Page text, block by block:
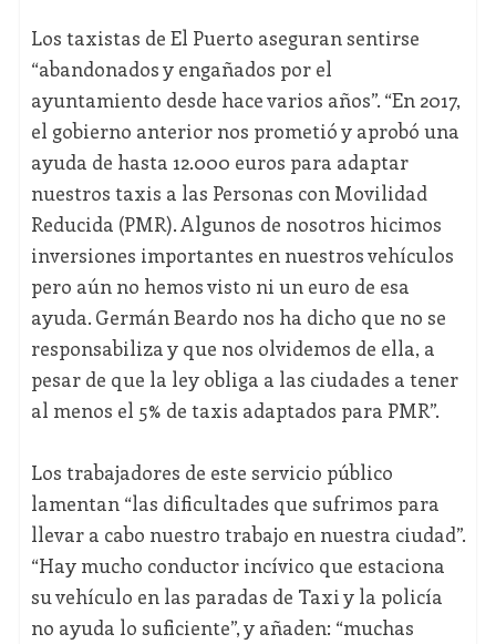
Los taxistas de El Puerto aseguran sentirse
“abandonados y engañados por el
ayuntamiento desde hace varios años”. “En 2017,
el gobierno anterior nos prometió y aprobó una
ayuda de hasta 12.000 euros para adaptar
nuestros taxis a las Personas con Movilidad
Reducida (PMR). Algunos de nosotros hicimos
inversiones importantes en nuestros vehículos
pero aún no hemos visto ni un euro de esa
ayuda. Germán Beardo nos ha dicho que no se
responsabiliza y que nos olvidemos de ella, a
pesar de que la ley obliga a las ciudades a tener
al menos el 5% de taxis adaptados para PMR”.
Los trabajadores de este servicio público
lamentan “las dificultades que sufrimos para
llevar a cabo nuestro trabajo en nuestra ciudad”.
“Hay mucho conductor incívico que estaciona
su vehículo en las paradas de Taxi y la policía
no ayuda lo suficiente”, y añaden: “muchas